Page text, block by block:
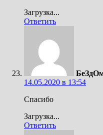
Загрузка...
Ответить
14.05.2020 в 13:54
Спасибо
Загрузка...
Ответить